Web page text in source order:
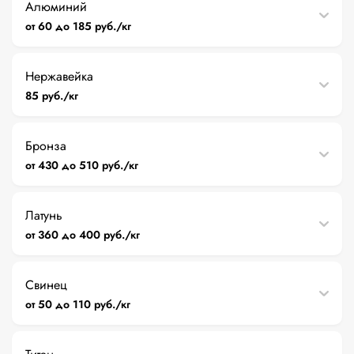
Алюминий
от 60 до 185 руб./кг
Нержавейка
85 руб./кг
Бронза
от 430 до 510 руб./кг
Латунь
от 360 до 400 руб./кг
Свинец
от 50 до 110 руб./кг